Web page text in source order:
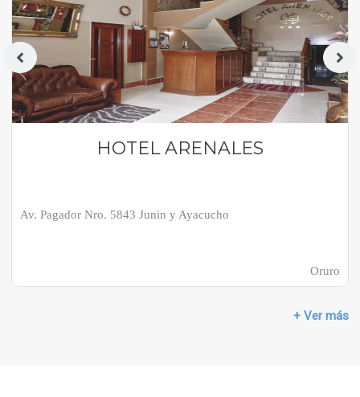
HOTEL ARENALES
Av. Pagador Nro. 5843 Junin y Ayacucho
Oruro
+ Ver más